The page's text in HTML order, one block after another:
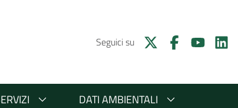
Seguici su
DATI AMBIENTALI